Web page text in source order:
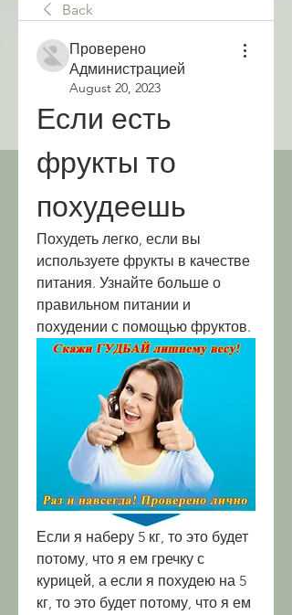
Back
Проверено
Администрацией
August 20, 2023
Если есть
фрукты то
похудеешь
Похудеть легко, если вы
используете фрукты в качестве
питания. Узнайте больше о
правильном питании и
похудении с помощью фруктов.
Если я наберу 5 кг, то это будет
потому, что я ем гречку с
курицей, а если я похудею на 5
кг, то это будет потому, что я ем